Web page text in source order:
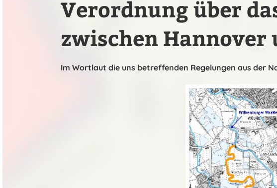
Verordnung über
zwischen Hannover
Im Wortlaut die uns betreffenden Regelungen aus der